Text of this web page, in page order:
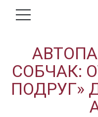
СОБЧАК:
ПОДРУГ»